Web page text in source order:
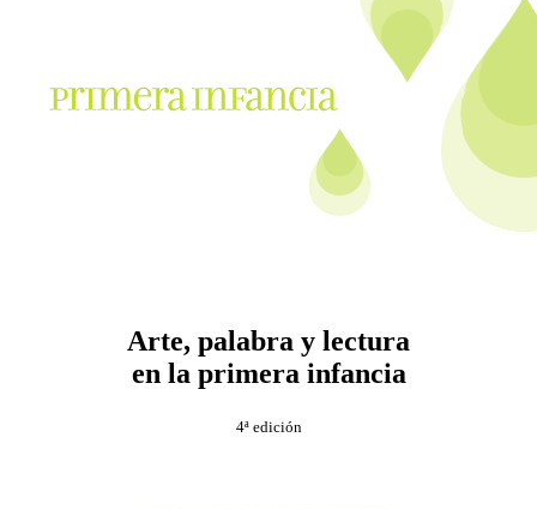
Arte, palabra y lectura
en la primera infancia
4ª edición